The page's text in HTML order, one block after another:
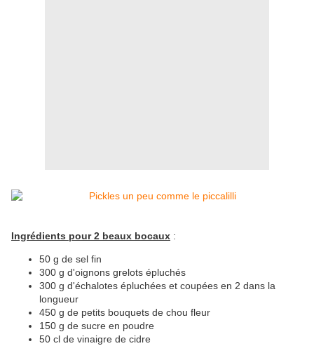
Ingrédients pour 2 beaux bocaux :
50 g de sel fin
300 g d'oignons grelots épluchés
300 g d'échalotes épluchées et coupées en 2 dans la
longueur
450 g de petits bouquets de chou fleur
150 g de sucre en poudre
50 cl de vinaigre de cidre